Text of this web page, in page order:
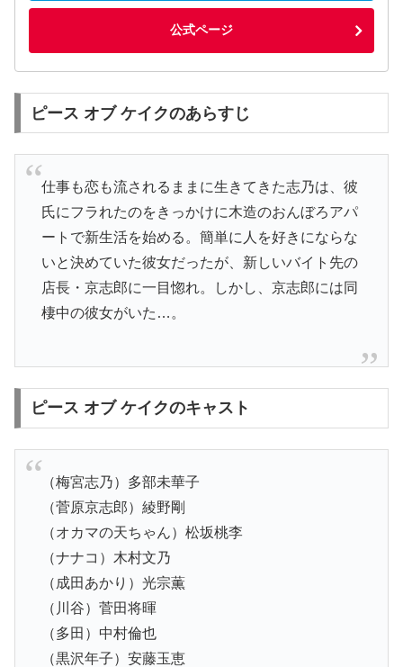
公式ページ
ピース オブ ケイクのあらすじ
仕事も恋も流されるままに生きてきた志乃は、彼
氏にフラれたのをきっかけに木造のおんぼろアパ
ートで新生活を始める。簡単に人を好きにならな
いと決めていた彼女だったが、新しいバイト先の
店長・京志郎に一目惚れ。しかし、京志郎には同
棲中の彼女がいた…。
ピース オブ ケイクのキャスト
（梅宮志乃）多部未華子
（菅原京志郎）綾野剛
（オカマの天ちゃん）松坂桃李
（ナナコ）木村文乃
（成田あかり）光宗薫
（川谷）菅田将暉
（多田）中村倫也
（黒沢年子）安藤玉恵